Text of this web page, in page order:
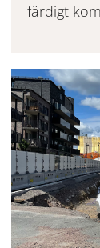
färdigt